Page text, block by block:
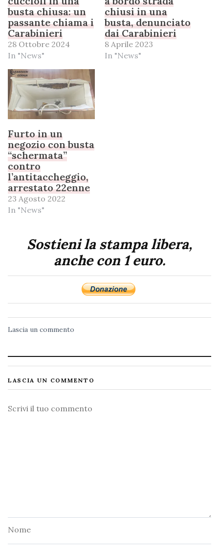
busta chiusa: un
passante chiama i
Carabinieri
28 Ottobre 2024
In "News"
chiusi in una
busta, denunciato
dai Carabinieri
8 Aprile 2023
In "News"
Furto in un
negozio con busta
“schermata”
contro
l’antitaccheggio,
arrestato 22enne
23 Agosto 2022
In "News"
Sostieni la stampa libera,
anche con 1 euro.
Lascia un commento
LASCIA UN COMMENTO
Commento